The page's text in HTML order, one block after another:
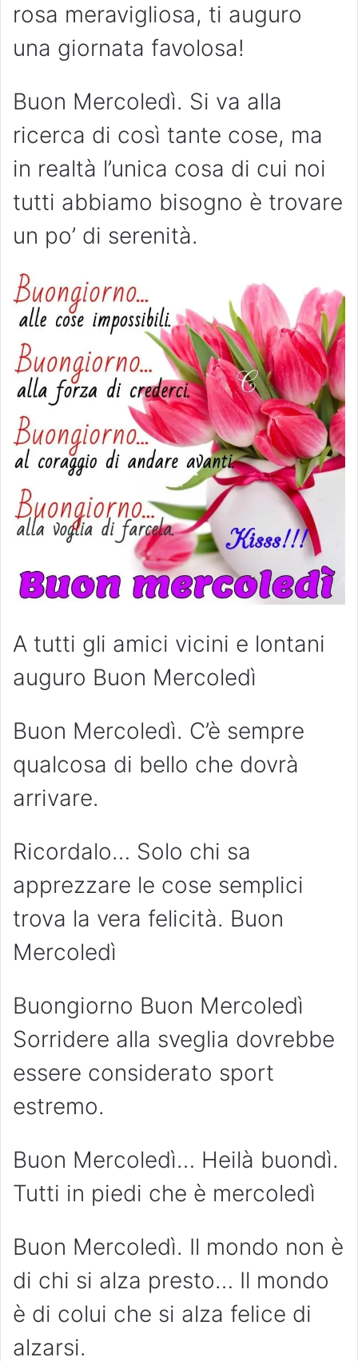
rosa meravigliosa, ti auguro
una giornata favolosa!
Buon Mercoledì. Si va alla
ricerca di così tante cose, ma
in realtà l’unica cosa di cui noi
tutti abbiamo bisogno è trovare
un po’ di serenità.
A tutti gli amici vicini e lontani
auguro Buon Mercoledì
Buon Mercoledì. C’è sempre
qualcosa di bello che dovrà
arrivare.
Ricordalo… Solo chi sa
apprezzare le cose semplici
trova la vera felicità. Buon
Mercoledì
Buongiorno Buon Mercoledì
Sorridere alla sveglia dovrebbe
essere considerato sport
estremo.
Buon Mercoledì… Heilà buondì.
Tutti in piedi che è mercoledì
Buon Mercoledì. Il mondo non è
di chi si alza presto… Il mondo
è di colui che si alza felice di
alzarsi.